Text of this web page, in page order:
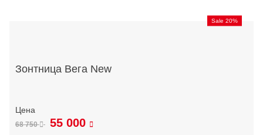
Sale 20%
Зонтница Вега New
68 750 55 000